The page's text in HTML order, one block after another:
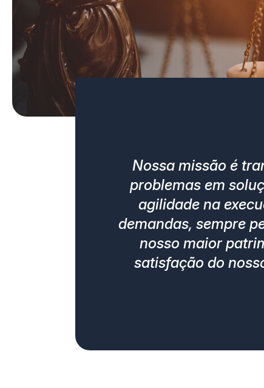
Nossa missão é
problemas em
agilidade na
demandas, sempre
nosso maior
satisfação do